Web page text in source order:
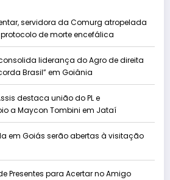
servidora da Comurg atropelada
de morte encefálica
liderança do Agro de direita
Brasil” em Goiânia
destaca união do PL e
a Maycon Tombini em Jataí
em Goiás serão abertas à visitação
Presentes para Acertar no Amigo